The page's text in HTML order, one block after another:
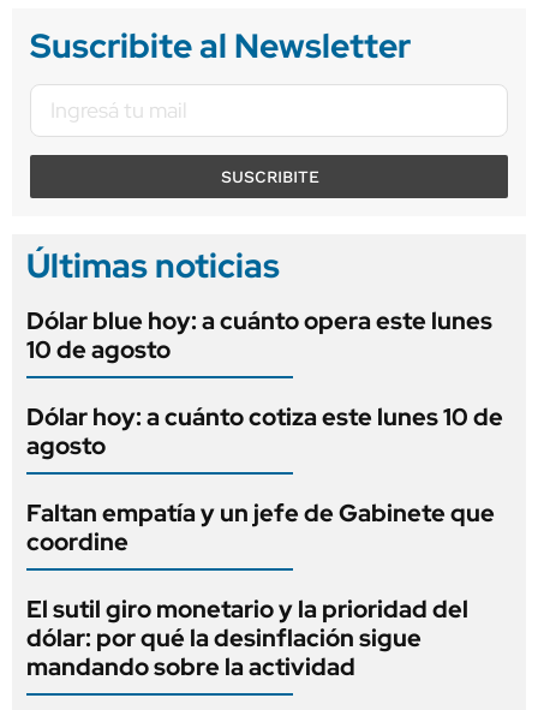
Suscribite al Newsletter
SUSCRIBITE
Últimas noticias
Dólar blue hoy: a cuánto opera este lunes
10 de agosto
Dólar hoy: a cuánto cotiza este lunes 10 de
agosto
Faltan empatía y un jefe de Gabinete que
coordine
El sutil giro monetario y la prioridad del
dólar: por qué la desinflación sigue
mandando sobre la actividad